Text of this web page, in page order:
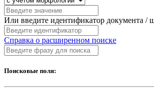
Или введите идентификатор документа /
Справка о расширенном поиске
Поисковые поля: